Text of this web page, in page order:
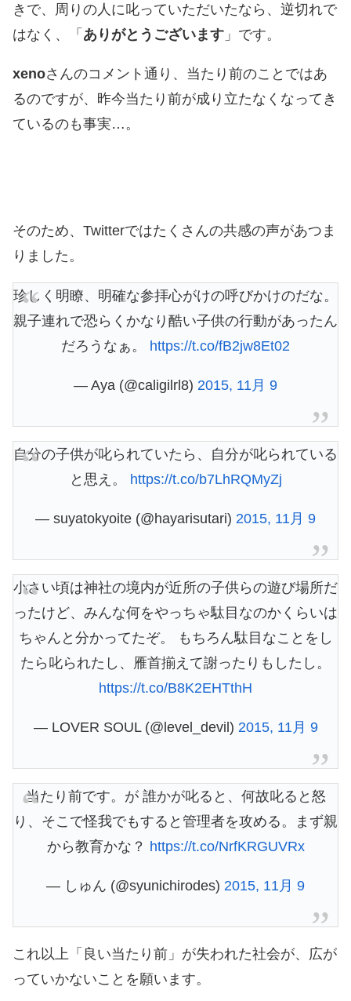
きで、周りの人に叱っていただいたなら、逆切れで
はなく、「 ありがとうございます 」です。
xenoさんのコメント通り、当たり前のことではあ
るのですが、昨今当たり前が成り立たなくなってき
ているのも事実…。
そのため、Twitterではたくさんの共感の声があつま
りました。
珍しく明瞭、明確な参拝心がけの呼びかけのだな。
親子連れで恐らくかなり酷い子供の行動があったん
だろうなぁ。 https://t.co/fB2jw8Et02
— Aya (@caligilrl8) 2015, 11月 9
自分の子供が叱られていたら、自分が叱られている
と思え。 https://t.co/b7LhRQMyZj
— suyatokyoite (@hayarisutari) 2015, 11月 9
小さい頃は神社の境内が近所の子供らの遊び場所だ
ったけど、みんな何をやっちゃ駄目なのかくらいは
ちゃんと分かってたぞ。 もちろん駄目なことをし
たら叱られたし、雁首揃えて謝ったりもしたし。
https://t.co/B8K2EHTthH
— LOVER SOUL (@level_devil) 2015, 11月 9
当たり前です。が 誰かが叱ると、何故叱ると怒
り、そこで怪我でもすると管理者を攻める。まず親
から教育かな？ https://t.co/NrfKRGUVRx
— しゅん (@syunichirodes) 2015, 11月 9
これ以上「良い当たり前」が失われた社会が、広が
っていかないことを願います。